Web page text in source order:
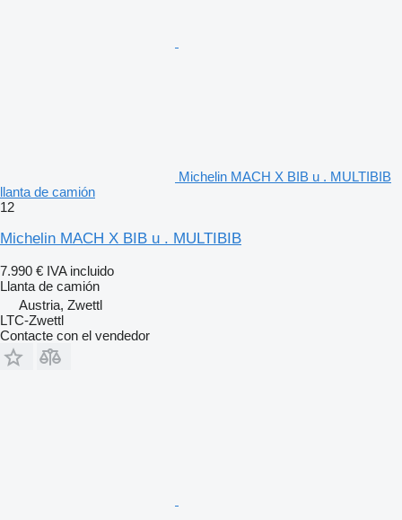
Michelin MACH X BIB u . MULTIBIB
llanta de camión
12
Michelin MACH X BIB u . MULTIBIB
7.990 € IVA incluido
Llanta de camión
Austria, Zwettl
LTC-Zwettl
Contacte con el vendedor